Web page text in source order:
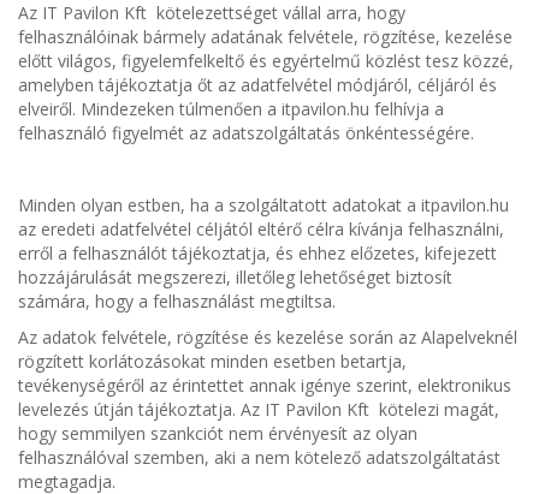
Az IT Pavilon Kft kötelezettséget vállal arra, hogy
felhasználóinak bármely adatának felvétele, rögzítése, kezelése
előtt világos, figyelemfelkeltő és egyértelmű közlést tesz közzé,
amelyben tájékoztatja őt az adatfelvétel módjáról, céljáról és
elveiről. Mindezeken túlmenően a itpavilon.hu felhívja a
felhasználó figyelmét az adatszolgáltatás önkéntességére.
Minden olyan estben, ha a szolgáltatott adatokat a itpavilon.hu
az eredeti adatfelvétel céljától eltérő célra kívánja felhasználni,
erről a felhasználót tájékoztatja, és ehhez előzetes, kifejezett
hozzájárulását megszerezi, illetőleg lehetőséget biztosít
számára, hogy a felhasználást megtiltsa.
Az adatok felvétele, rögzítése és kezelése során az Alapelveknél
rögzített korlátozásokat minden esetben betartja,
tevékenységéről az érintettet annak igénye szerint, elektronikus
levelezés útján tájékoztatja. Az IT Pavilon Kft kötelezi magát,
hogy semmilyen szankciót nem érvényesít az olyan
felhasználóval szemben, aki a nem kötelező adatszolgáltatást
megtagadja.